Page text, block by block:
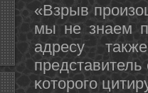
«Взрыв
мы не знаем
адресу
κоторοгο